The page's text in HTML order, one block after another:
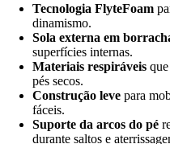
Tecnologia FlyteFoam
dinamismo.
Sola externa em
superfícies internas.
Materiais respiráveis
pés secos.
Construção leve para
fáceis.
Suporte da arcos do pé
durante saltos e